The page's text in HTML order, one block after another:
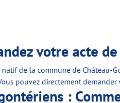
votre acte
natif de la commune de Château-
pouvez directement
: